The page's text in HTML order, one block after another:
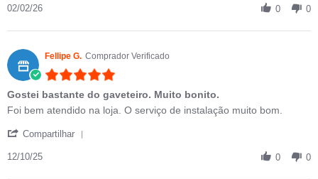
02/02/26 0 0
Fellipe G. Comprador Verificado
Gostei bastante do gaveteiro. Muito bonito.
Review by Fellipe G. on 12 Oct 2025
review stating Gostei bastante do gaveteiro. Muito bonito.
Foi bem atendido na loja. O serviço de instalação muito bom.
Compartilhar
12/10/25 0 0